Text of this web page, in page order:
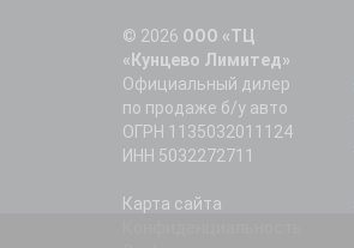
© 2026 ООО «ТЦ
«Кунцево Лимитед»
Официальный дилер
по продаже б/у авто
ОГРН 1135032011124
ИНН 5032272711
Карта сайта